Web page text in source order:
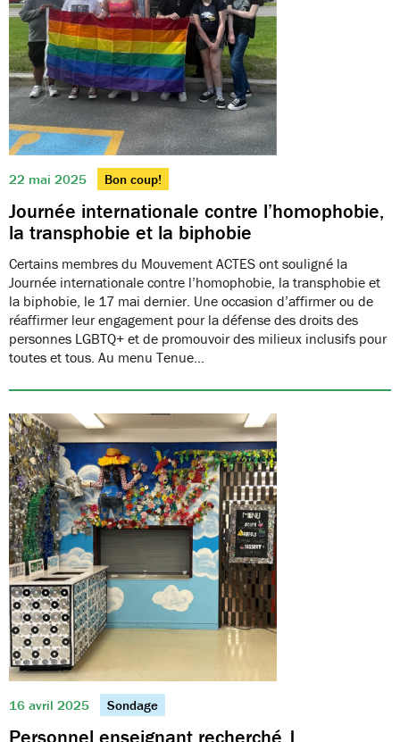
22 mai 2025 Bon coup!
Journée internationale contre l’homophobie,
la transphobie et la biphobie
Certains membres du Mouvement ACTES ont souligné la
Journée internationale contre l’homophobie, la transphobie et
la biphobie, le 17 mai dernier. Une occasion d’affirmer ou de
réaffirmer leur engagement pour la défense des droits des
personnes LGBTQ+ et de promouvoir des milieux inclusifs pour
toutes et tous. Au menu Tenue…
16 avril 2025 Sondage
Personnel enseignant recherché |